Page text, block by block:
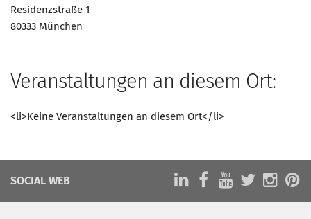
Münchner Marketingpreis
Mentoring
Bundesverband Marketing Clubs
Marketing Pioniere im BVMC
Residenzstraße 1
80333 München
Veranstaltungen an diesem Ort:
<li>Keine Veranstaltungen an diesem Ort</li>
SOCIAL WEB